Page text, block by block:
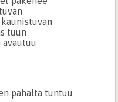
tuun
pahalta tuntuu